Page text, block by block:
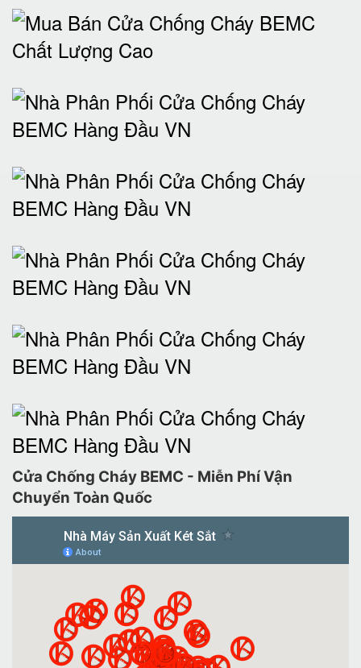
Cửa Chống Cháy BEMC - Miễn Phí Vận
Chuyển Toàn Quốc